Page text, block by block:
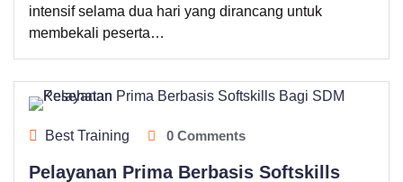
intensif selama dua hari yang dirancang untuk
membekali peserta…
Best Training 0 Comments
Pelayanan Prima Berbasis Softskills